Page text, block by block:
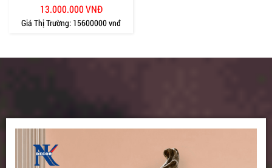
13.000.000 VNĐ
Giá Thị Trường: 15600000 vnđ